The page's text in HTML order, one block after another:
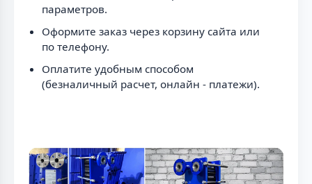
параметров.
Оформите заказ через корзину сайта или
по телефону.
Оплатите удобным способом
(безналичный расчет, онлайн - платежи).